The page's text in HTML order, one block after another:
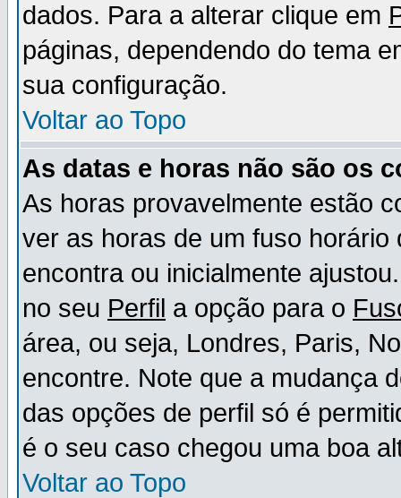
dados. Para a alterar clique em
páginas, dependendo do tema
sua configuração.
Voltar ao Topo
As datas e horas não são os
As horas provavelmente estão
ver as horas de um fuso
encontra ou inicialmente
no seu Perfil a opção para o
área, ou seja, Londres, Paris,
encontre. Note que a mudança
das opções de perfil só é
é o seu caso chegou uma boa
Voltar ao Topo